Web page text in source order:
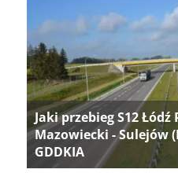
Jaki przebieg S12
Mazowiecki - Sulejów
GDDKIA